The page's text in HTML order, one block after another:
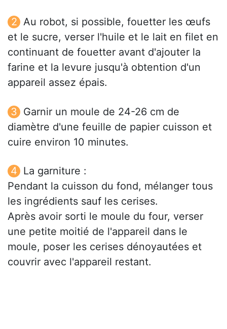
Au robot, si possible, fouetter les œufs
et le sucre, verser l'huile et le lait en filet en
continuant de fouetter avant d'ajouter la
farine et la levure jusqu'à obtention d'un
appareil assez épais.
Garnir un moule de 24-26 cm de
diamètre d'une feuille de papier cuisson et
cuire environ 10 minutes.
La garniture :
Pendant la cuisson du fond, mélanger tous
les ingrédients sauf les cerises.
Après avoir sorti le moule du four, verser
une petite moitié de l'appareil dans le
moule, poser les cerises dénoyautées et
couvrir avec l'appareil restant.